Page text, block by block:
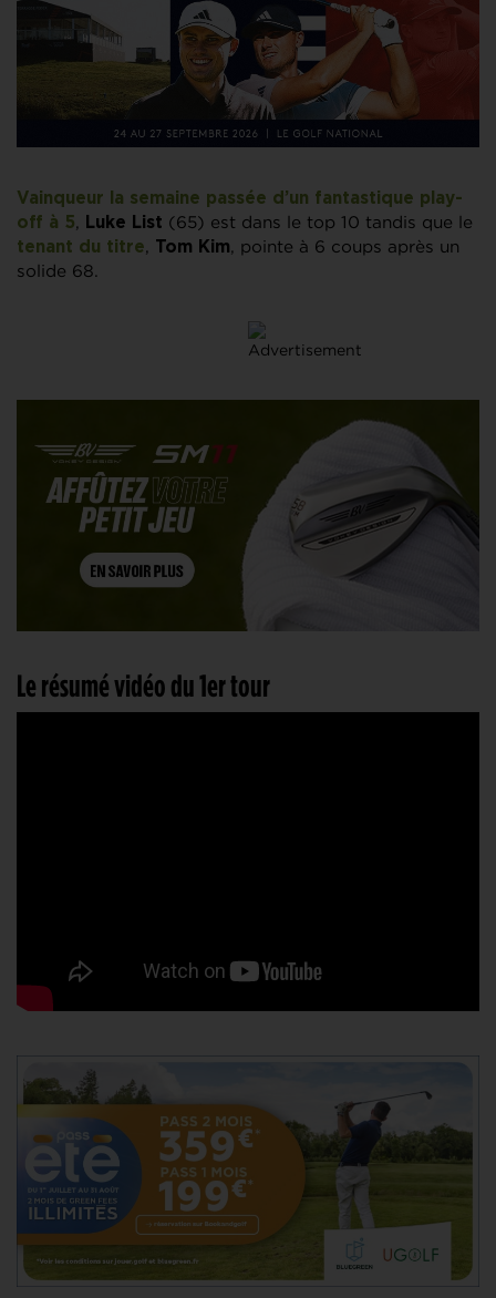
Vainqueur la semaine passée d’un fantastique play-
off à 5, Luke List (65) est dans le top 10 tandis que le
tenant du titre, Tom Kim, pointe à 6 coups après un
solide 68.
Le résumé vidéo du 1er tour